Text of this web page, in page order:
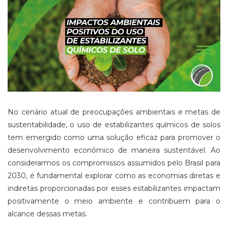
No cenário atual de preocupações ambientais e metas de
sustentabilidade, o uso de estabilizantes químicos de solos
tem emergido como uma solução eficaz para promover o
desenvolvimento econômico de maneira sustentável. Ao
considerarmos os compromissos assumidos pelo Brasil para
2030, é fundamental explorar como as economias diretas e
indiretas proporcionadas por esses estabilizantes impactam
positivamente o meio ambiente e contribuem para o
alcance dessas metas.